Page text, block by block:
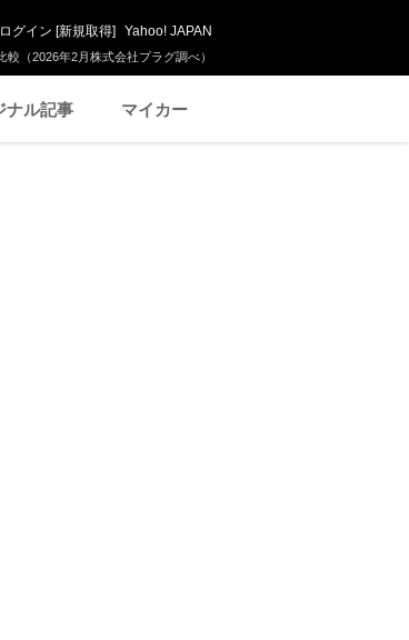
（2026年2月株式会社プラグ調べ）
ログイン [新規取得] Yahoo! JAPAN
ナル記事 マイカー